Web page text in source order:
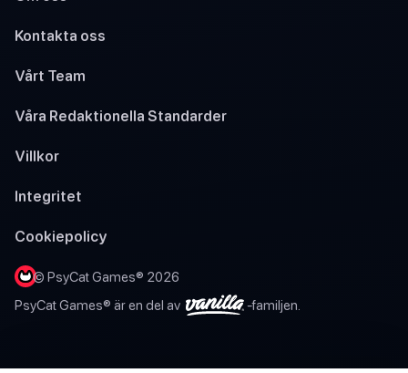
Kontakta oss
Vårt Team
Våra Redaktionella Standarder
Villkor
Integritet
Cookiepolicy
© PsyCat Games® 2026
PsyCat Games® är en del av
-familjen.